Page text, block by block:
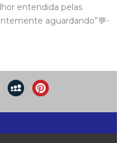
entendida pelas
aguardando”💬-